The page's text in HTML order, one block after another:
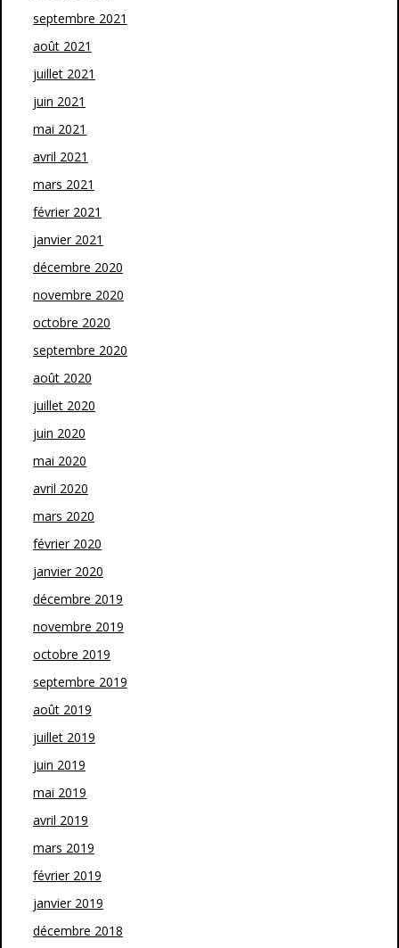
septembre 2021
août 2021
juillet 2021
juin 2021
mai 2021
avril 2021
mars 2021
février 2021
janvier 2021
décembre 2020
novembre 2020
octobre 2020
septembre 2020
août 2020
juillet 2020
juin 2020
mai 2020
avril 2020
mars 2020
février 2020
janvier 2020
décembre 2019
novembre 2019
octobre 2019
septembre 2019
août 2019
juillet 2019
juin 2019
mai 2019
avril 2019
mars 2019
février 2019
janvier 2019
décembre 2018